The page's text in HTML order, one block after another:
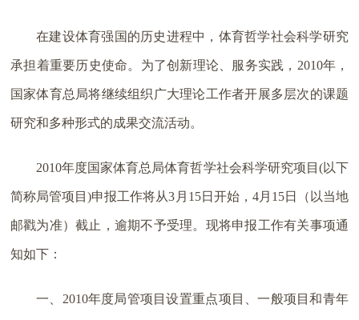
在建设体育强国的历史进程中，体育哲学社会科学研究
承担着重要历史使命。为了创新理论、服务实践，2010年，
国家体育总局将继续组织广大理论工作者开展多层次的课题
研究和多种形式的成果交流活动。
2010年度国家体育总局体育哲学社会科学研究项目(以下
简称局管项目)申报工作将从3月15日开始，4月15日（以当地
邮戳为准）截止，逾期不予受理。现将申报工作有关事项通
知如下：
一、2010年度局管项目设置重点项目、一般项目和青年